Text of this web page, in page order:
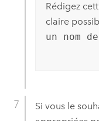
Rédigez
claire
un nom
Si vous le